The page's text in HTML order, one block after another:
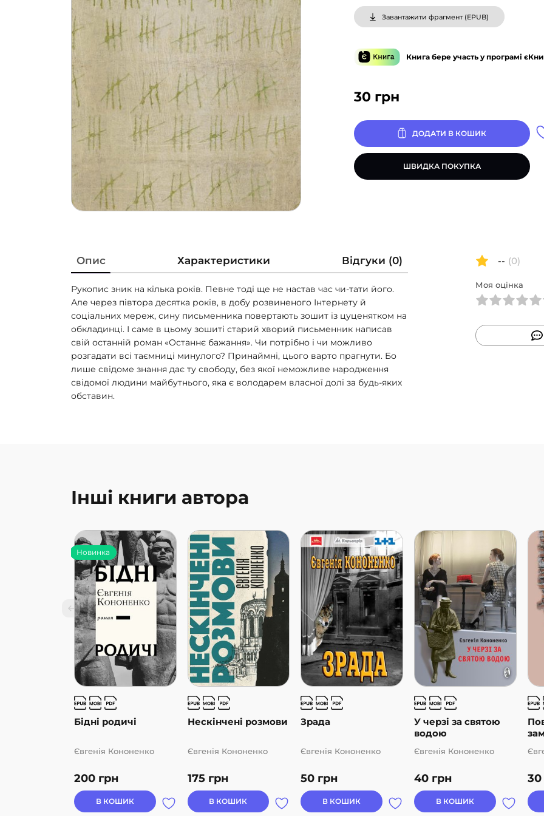
30 грн
Завантажити фрагмент (EPUB)
Книга бере участь у програмі
ДОДАТИ В КОШИК
ШВИДКА ПОКУПКА
Опис Характеристики Відгуки (0)
Рукопис зник на кілька років. Певне тоді ще не настав час чи-тати його.
Але через півтора десятка років, в добу розвиненого Інтернету й
соціальних мереж, сину письменника повертають зошит із цуценятком на
обкладинці. І саме в цьому зошиті старий хворий письменник написав
свій останній роман «Останнє бажання». Чи потрібно і чи можливо
розгадати всі таємниці минулого? Принаймні, цього варто прагнути. Бо
лише свідоме знання дає ту свободу, без якої неможливе народження
свідомої людини майбутнього, яка є володарем власної долі за будь-яких
обставин.
-- (0)
Моя оцінка
Інші книги автора
Бідні родичі
Новинка
200 грн
Євгенія Кононенко
В КОШИК
Нескінчені розмови
175 грн
Євгенія Кононенко
В КОШИК
Зрада
50 грн
Євгенія Кононенко
В КОШИК
У черзі за святою
водою
40 грн
Євгенія Кононенко
В КОШИК
30